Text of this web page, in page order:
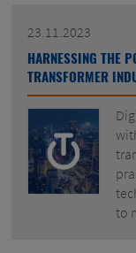
23.11.2023
HARNESSING THE
TRANSFORMER
to